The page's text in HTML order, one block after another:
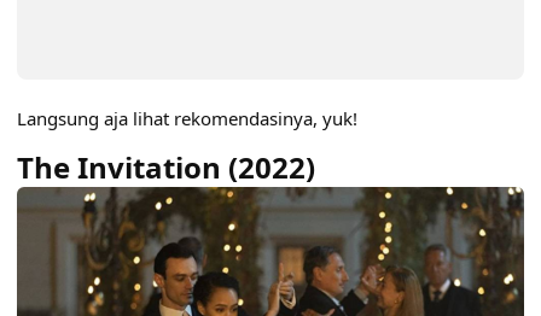
Langsung aja lihat rekomendasinya, yuk!
The Invitation (2022)